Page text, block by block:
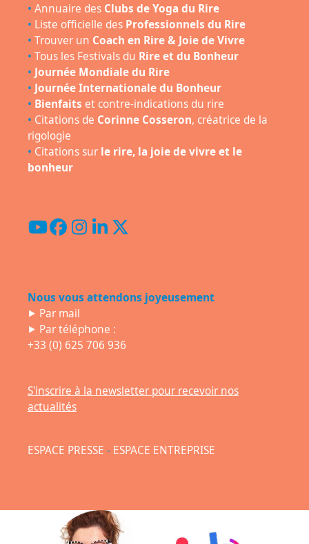
• Annuaire des Clubs de Yoga du Rire
• Liste officielle des Professionnels du Rire
• Trouver un Coach en Rire & Joie de Vivre
• Tous les Festivals du Rire et du Bonheur
• Journée Mondiale du Rire
• Journée Internationale du Bonheur
• Bienfaits et contre-indications du rire
• Citations de Corinne Cosseron, créatrice de la
rigologie
• Citations sur le rire, la joie de vivre et le
bonheur
YouTube
Facebook
Instagram
LinkedIn
Twitter
Nous vous attendons joyeusement
⯈ Par mail
⯈ Par téléphone :
+33 (0) 625 706 936
S'inscrire à la newsletter pour recevoir nos
actualités
ESPACE PRESSE - ESPACE ENTREPRISE